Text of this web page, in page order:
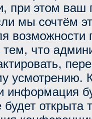
при этом ваш
мы сочтём
возможности
тем, что
усмотрению.
информация
открыта